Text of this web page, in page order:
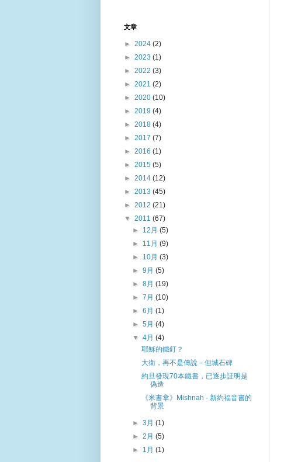
文章
► 2024 (2)
► 2023 (1)
► 2022 (3)
► 2021 (2)
► 2020 (10)
► 2019 (4)
► 2018 (4)
► 2017 (7)
► 2016 (1)
► 2015 (5)
► 2014 (12)
► 2013 (45)
► 2012 (21)
▼ 2011 (67)
► 12月(5)
► 11月(9)
► 10月(3)
►9月(5)
►8月(19)
►7月(10)
►6月(1)
►5月(4)
▼4月(4)
耶穌的鐵釘？
大衛，再不是傳說－但城石碑
約旦發現70本鐵書，已逐步証明是
偽造
《米書拿》Mishnah - 新約福音書的
背景
►3月(1)
►2月(5)
► 1月(1)